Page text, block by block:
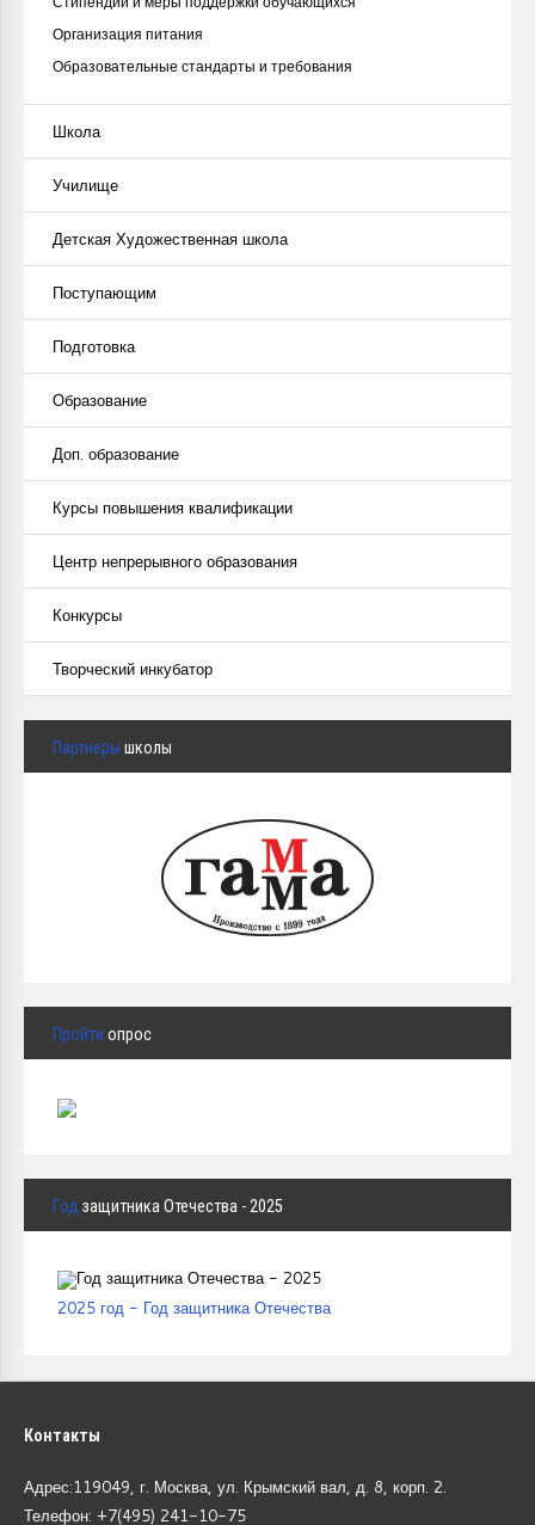
Организация питания
Образовательные стандарты и требования
Школа
Училище
Детская Художественная школа
Поступающим
Подготовка
Образование
Доп. образование
Курсы повышения квалификации
Центр непрерывного образования
Конкурсы
Творческий инкубатор
Партнёры школы
Пройти опрос
Год защитника Отечества - 2025
2025 год - Год защитника Отечества
Контакты
Адрес:119049, г. Москва, ул. Крымский вал, д. 8, корп. 2.
Телефон: +7(495) 241-10-75